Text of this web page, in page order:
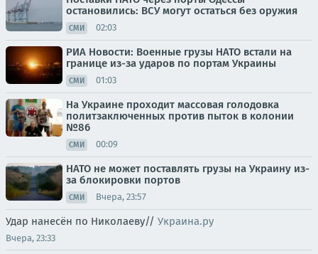
остановились: ВСУ могут остаться без оружия
СМИ 02:03
РИА Новости: Военные грузы НАТО встали на
границе из-за ударов по портам Украины
СМИ 01:03
На Украине проходит массовая голодовка
политзаключенных против пыток в колонии
№86
СМИ 00:09
НАТО не может поставлять грузы на Украину из-
за блокировки портов
СМИ Вчера, 23:57
Удар нанесён по Николаеву// Украина.ру
Вчера, 23:33